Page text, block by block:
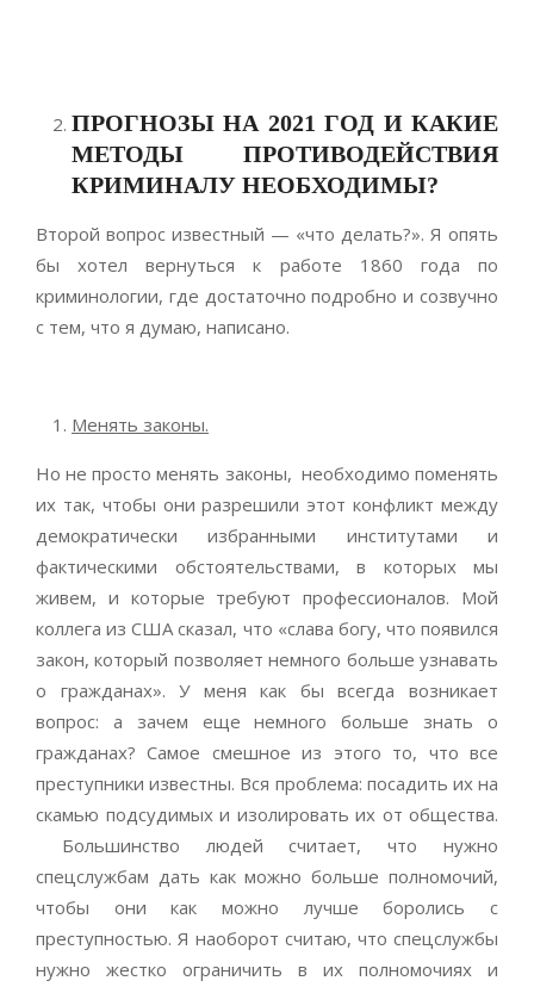
ПРОГНОЗЫ НА 2021 ГОД И КАКИЕ
МЕТОДЫ ПРОТИВОДЕЙСТВИЯ
КРИМИНАЛУ НЕОБХОДИМЫ?
Второй вопрос известный — «что делать?». Я опять
бы хотел вернуться к работе 1860 года по
криминологии, где достаточно подробно и созвучно
с тем, что я думаю, написано.
Менять законы.
Но не просто менять законы, необходимо поменять
их так, чтобы они разрешили этот конфликт между
демократически избранными институтами и
фактическими обстоятельствами, в которых мы
живем, и которые требуют профессионалов. Мой
коллега из США сказал, что «слава богу, что появился
закон, который позволяет немного больше узнавать
о гражданах». У меня как бы всегда возникает
вопрос: а зачем еще немного больше знать о
гражданах? Самое смешное из этого то, что все
преступники известны. Вся проблема: посадить их на
скамью подсудимых и изолировать их от общества.
Большинство людей считает, что нужно
спецслужбам дать как можно больше полномочий,
чтобы они как можно лучше боролись с
преступностью. Я наоборот считаю, что спецслужбы
нужно жестко ограничить в их полномочиях и